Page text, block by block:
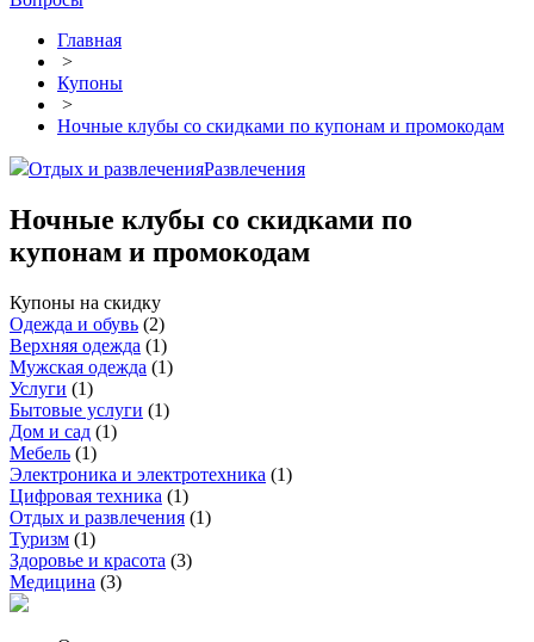
Главная
>
Купоны
>
Ночные клубы со скидками по купонам и промокодам
Отдых и развлеченияРазвлечения
Ночные клубы со скидками по
купонам и промокодам
Купоны на скидку
Одежда и обувь (2)
Верхняя одежда (1)
Мужская одежда (1)
Услуги (1)
Бытовые услуги (1)
Дом и сад (1)
Мебель (1)
Электроника и электротехника (1)
Цифровая техника (1)
Отдых и развлечения (1)
Туризм (1)
Здоровье и красота (3)
Медицина (3)